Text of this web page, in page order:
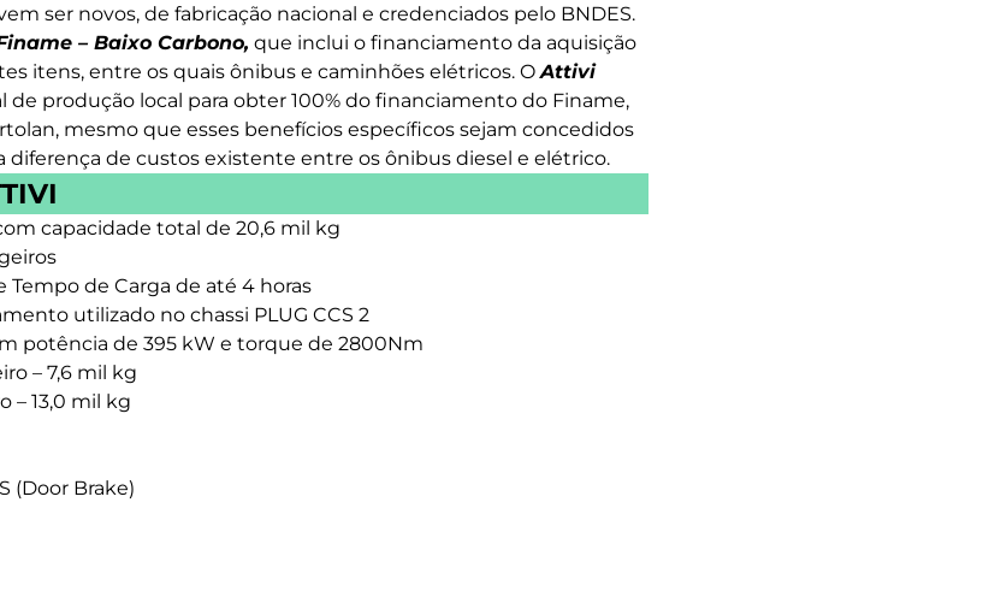
ser novos, de fabricação nacional e credenciados pelo BNDES.
– Baixo Carbono, que inclui o financiamento da aquisição
itens, entre os quais ônibus e caminhões elétricos. OAttivi
produção local para obter 100% do financiamento do Finame,
mesmo que esses benefícios específicos sejam concedidos
diferença de custos existente entre os ônibus diesel e elétrico.
capacidade total de 20,6 mil kg
de Carga de até 4 horas
utilizado no chassi PLUG CCS 2
potência de 395 kW e torque de 2800Nm
– 7,6 mil kg
– 13,0 mil kg
(Door Brake)